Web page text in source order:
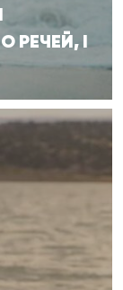
РЕЧЕЙ, І